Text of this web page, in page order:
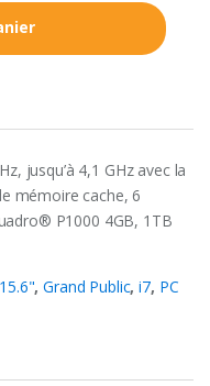
jusqu’à 4,1 GHz avec la
mémoire cache, 6
P1000 4GB, 1TB
15.6",Grand Public,i7, PC